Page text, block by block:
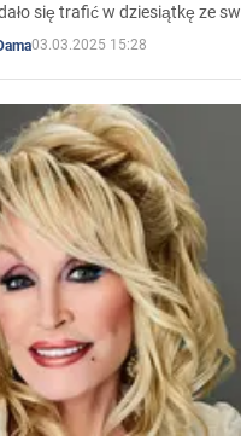
się trafić w dziesiątkę ze
03.03.2025 15:28